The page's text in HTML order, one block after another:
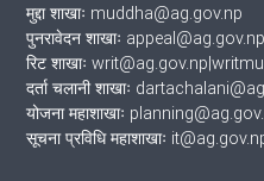
मुद्दा शाखाः muddha@ag.gov.np
पुनरावेदन शाखाः appeal@ag.gov.np
रिट शाखाः
दर्ता चलानी शाखाः
योजना महाशाखाः
सूचना प्रविधि महाशाखाः